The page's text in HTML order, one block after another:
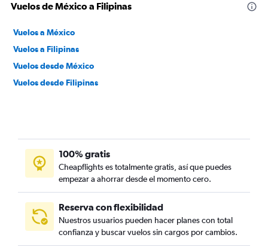
Vuelos de México a Filipinas
Vuelos a México
Vuelos a Filipinas
Vuelos desde México
Vuelos desde Filipinas
100% gratis
Cheapflights es totalmente gratis, así que puedes
empezar a ahorrar desde el momento cero.
Reserva con flexibilidad
Nuestros usuarios pueden hacer planes con total
confianza y buscar vuelos sin cargos por cambios.